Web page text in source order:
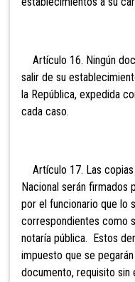
Artículo 16. Ningún
salir de su
la República, expedida
cada caso.
Artículo 17. Las
Nacional serán firmados
por el funcionario que lo
correspondientes como
notaría pública. Estos
impuesto que se
documento, requisito sin